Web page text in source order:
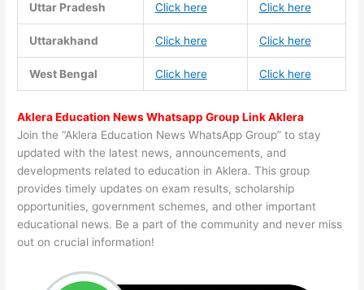
Uttar Pradesh Click here Click here
Uttarakhand Click here Click here
West Bengal Click here Click here
Aklera Education News Whatsapp Group Link Aklera
Join the “Aklera Education News WhatsApp Group” to stay
updated with the latest news, announcements, and
developments related to education in Aklera. This group
provides timely updates on exam results, scholarship
opportunities, government schemes, and other important
educational news. Be a part of the community and never miss
out on crucial information!